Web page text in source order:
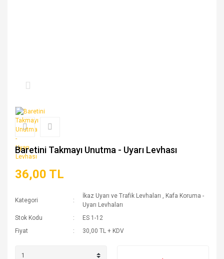
Baretini Takmayı Unutma - Uyarı Levhası
36,00 TL
Kategori
İkaz Uyarı ve Trafik Levhaları , Kafa Koruma -
Uyarı Levhaları
Stok Kodu
ES 1-12
Fiyat
30,00 TL + KDV